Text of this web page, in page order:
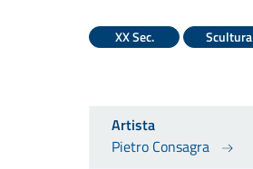
XX Sec. Scultura
Artista
Pietro Consagra